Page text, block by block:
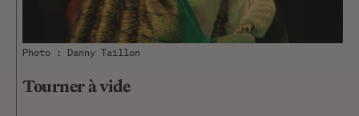
Photo : Danny Taillon
Tourner à vide